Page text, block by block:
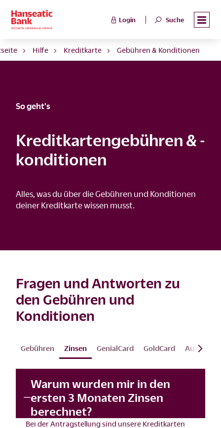
Login Suche
Hilfe Kreditkarte Gebühren & Konditionen
So geht's
Kreditkartengebühren & -
konditionen
Alles, was du über die Gebühren und Konditionen
deiner Kreditkarte wissen musst.
Fragen und Antworten zu
den Gebühren und
Konditionen
Gebühren Zinsen GenialCard GoldCard Ausland
Warum wurden mir in den
ersten 3 Monaten Zinsen
berechnet?
Bei der Antragstellung sind unsere Kreditkarten